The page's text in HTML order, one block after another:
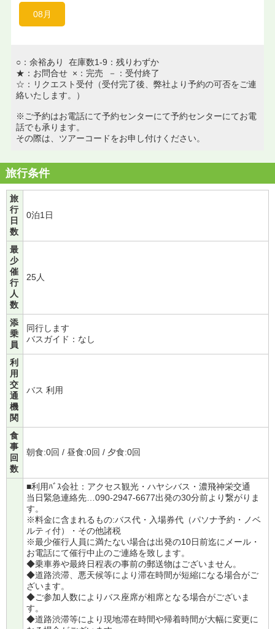
08月
○：余裕あり 在庫数1-9：残りわずか
★：お問合せ ×：完売 －：受付終了
☆：リクエスト受付（受付完了後、弊社より予約の可否をご連
絡いたします。）
※ご予約はお電話にて予約センターにて予約センターにてお電
話でも承ります。
その際は、ツアーコードをお申し付けください。
旅行条件
旅
行
日
数
0泊1日
最
少
催
行
人
数
25人
添
乗
員
同行します
バスガイド：なし
利
用
交
通
機
関
バス 利用
食
事
回
数
朝食:0回 / 昼食:0回 / 夕食:0回
■利用ﾊﾞｽ会社：アクセス観光・ハヤシバス・濃飛神栄交通
当日緊急連絡先…090-2947-6677出発の30分前より繋がりま
す。
※料金に含まれるもの:バス代・入場券代（パソナ予約・ノベ
ルティ付）・その他諸税
※最少催行人員に満たない場合は出発の10日前迄にメール・
お電話にて催行中止のご連絡を致します。
◆乗車券や最終日程表の事前の郵送物はございません。
◆道路渋滞、悪天候等により滞在時間が短縮になる場合がご
ざいます。
◆ご参加人数によりバス座席が相席となる場合がございま
す。
◆道路渋滞等により現地滞在時間や帰着時間が大幅に変更に